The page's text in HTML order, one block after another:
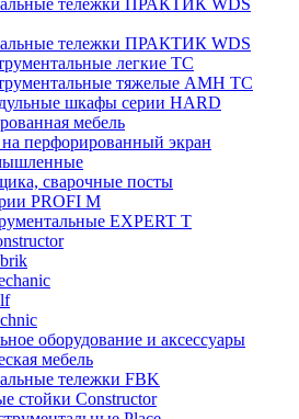
тележки ПРАКТИК WDS
тележки ПРАКТИК WDS
легкие ТС
тяжелые AMH TC
шкафы серии HARD
мебель
перфорированный экран
сварочные посты
PROFI M
EXPERT T
оборудование и аксессуары
мебель
тележки FBK
стойки Constructor